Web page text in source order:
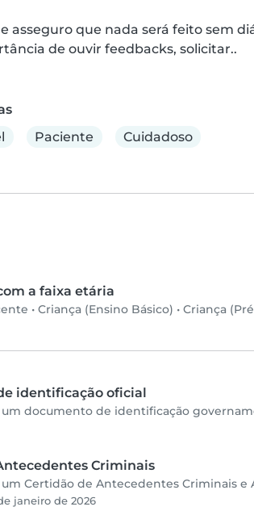
asseguro que nada será feito sem
de ouvir feedbacks, solicitar..
Paciente Cuidadoso
a faixa etária
• Criança (Ensino Básico) • Criança
identificação oficial
documento de identificação
Criminais
Certidão de Antecedentes Criminais e
janeiro de 2026